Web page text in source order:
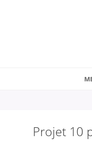
Projet 10